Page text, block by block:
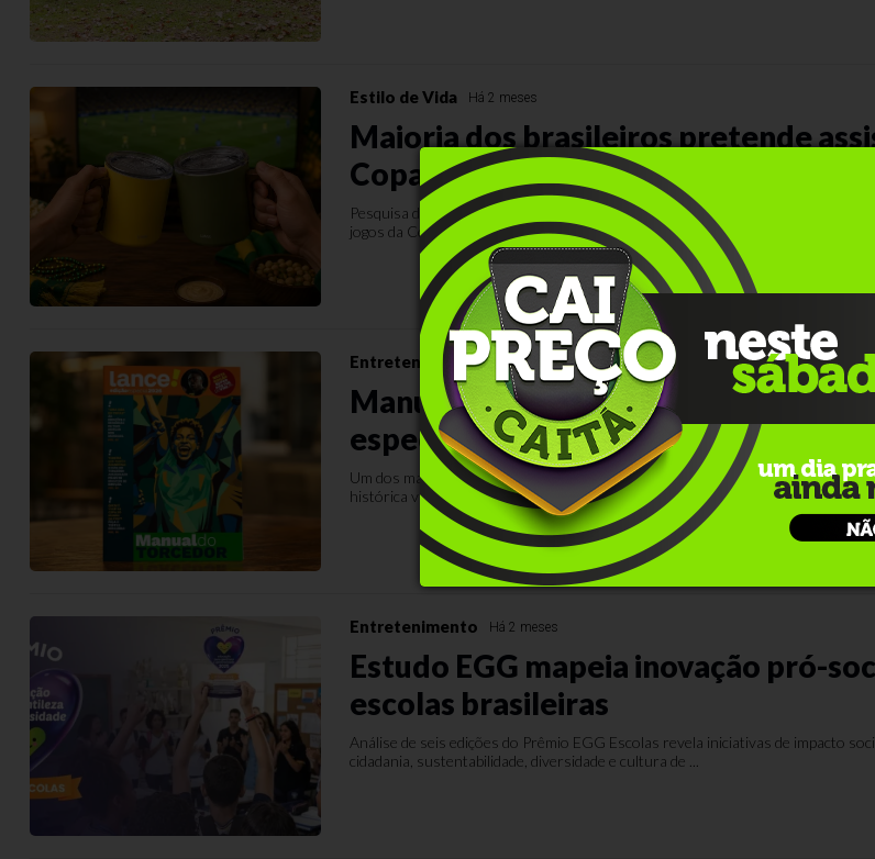
Estilo de Vida Há 2 meses
Maioria dos brasileiros pretende
Copa em casa
Pesquisa da CNDL e do SPC Brasil mostra que 86% dos consumidores
jogos da Copa do Mundo de 2026 em casa, e 97% planejam faz...
Entretenimento Há 2 meses
Manual do Torcedor chega em
especial
Um dos maiores veículos esportivos do país, o Lance! retorna ao formato
histórica viabilizada por Rexona. O Manual do Torced...
Entretenimento Há 2 meses
Estudo EGG mapeia inovação pró-
escolas brasileiras
Análise de seis edições do Prêmio EGG Escolas revela iniciativas de impacto
cidadania, sustentabilidade, diversidade e cultura de ...